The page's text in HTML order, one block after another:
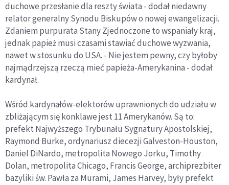
duchowe przesłanie dla reszty świata - dodał niedawny
relator generalny Synodu Biskupów o nowej ewangelizacji.
Zdaniem purpurata Stany Zjednoczone to wspaniały kraj,
jednak papież musi czasami stawiać duchowe wyzwania,
nawet w stosunku do USA. - Nie jestem pewny, czy byłoby
najmądrzejszą rzeczą mieć papieża-Amerykanina - dodał
kardynał.
Wśród kardynałów-elektorów uprawnionych do udziału w
zbliżającym się konklawe jest 11 Amerykanów. Są to:
prefekt Najwyższego Trybunału Sygnatury Apostolskiej,
Raymond Burke, ordynariusz diecezji Galveston-Houston,
Daniel DiNardo, metropolita Nowego Jorku, Timothy
Dolan, metropolita Chicago, Francis George, archiprezbiter
bazyliki św. Pawła za Murami, James Harvey, były prefekt